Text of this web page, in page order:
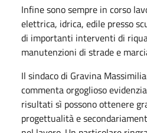
Infine sono sempre in corso
elettrica, idrica, edile presso
di importanti interventi di
manutenzioni di strade e
Il sindaco di Gravina
commenta orgoglioso
risultati sì possono ottenere
progettualità e